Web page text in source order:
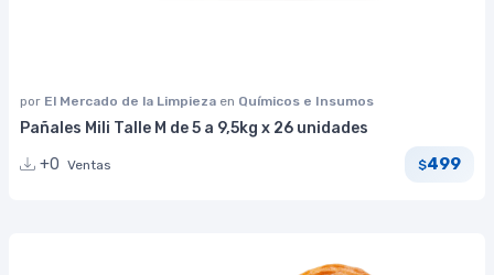
por El Mercado de la Limpieza en Químicos e Insumos
Pañales Mili Talle M de 5 a 9,5kg x 26 unidades
+0 Ventas $499